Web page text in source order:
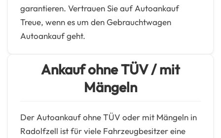
garantieren. Vertrauen Sie auf Autoankauf
Treue, wenn es um den Gebrauchtwagen
Autoankauf geht.
Ankauf ohne TÜV / mit
Mängeln
Der Autoankauf ohne TÜV oder mit Mängeln in
Radolfzell ist für viele Fahrzeugbesitzer eine